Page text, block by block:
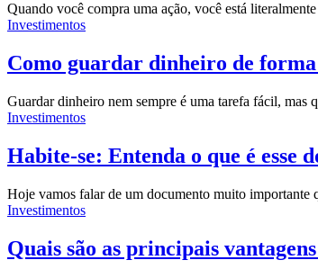
Quando você compra uma ação, você está
Investimentos
Como guardar dinheiro de forma
Guardar dinheiro nem sempre é uma tarefa fácil, mas
Investimentos
Habite-se: Entenda o que é esse
Hoje vamos falar de um documento muito importante
Investimentos
Quais são as principais